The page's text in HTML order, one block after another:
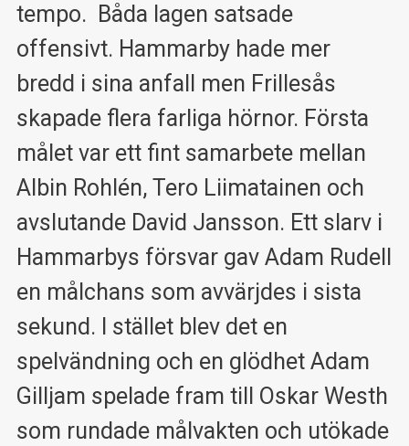
tempo. Båda lagen satsade
offensivt. Hammarby hade mer
bredd i sina anfall men Frillesås
skapade flera farliga hörnor. Första
målet var ett fint samarbete mellan
Albin Rohlén, Tero Liimatainen och
avslutande David Jansson. Ett slarv i
Hammarbys försvar gav Adam Rudell
en målchans som avvärjdes i sista
sekund. I stället blev det en
spelvändning och en glödhet Adam
Gilljam spelade fram till Oskar Westh
som rundade målvakten och utökade